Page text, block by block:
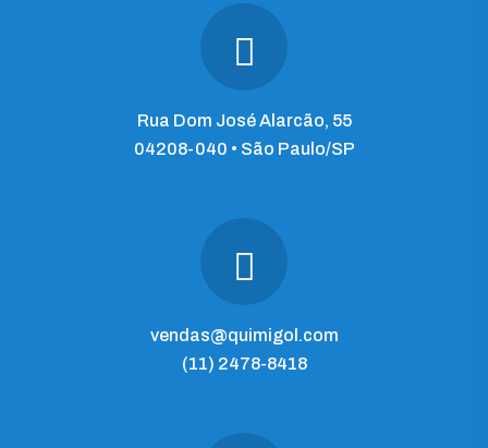
Rua Dom José Alarcão, 55
04208-040 • São Paulo/SP
vendas@quimigol.com
(11) 2478-8418